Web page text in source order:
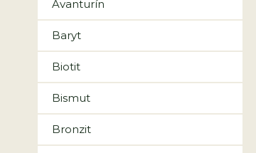
Avanturín
Baryt
Biotit
Bismut
Bronzit